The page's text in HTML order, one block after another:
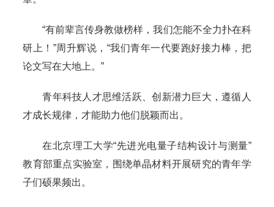
“有前辈言传身教做榜样，我们怎能不全力扑在科
研上！”周升辉说，“我们青年一代要跑好接力棒，把
论文写在大地上。”
青年科技人才思维活跃、创新潜力巨大，遵循人
才成长规律，才能助力他们脱颖而出。
在北京理工大学“先进光电量子结构设计与测量”
教育部重点实验室，围绕单晶材料开展研究的青年学
子们硕果频出。